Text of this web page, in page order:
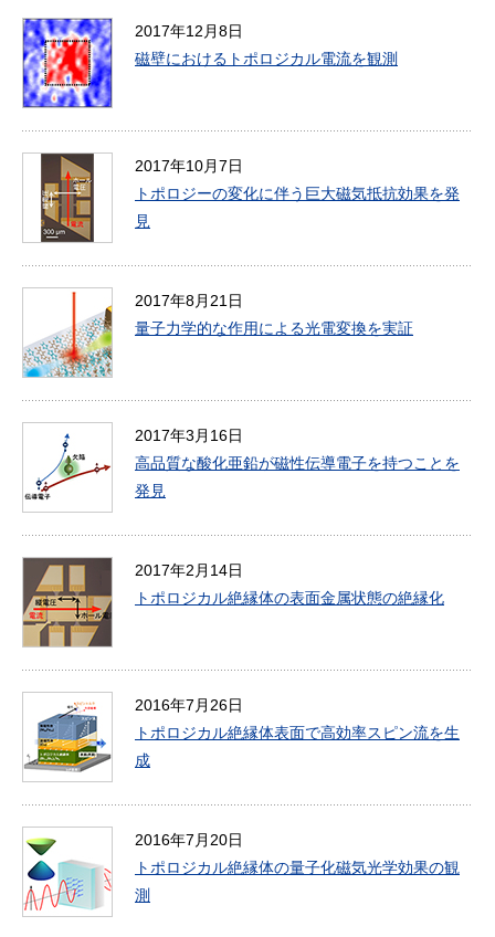
2017年12月8日
磁壁におけるトポロジカル電流を観測
2017年10月7日
トポロジーの変化に伴う巨大磁気抵抗効果を発
見
2017年8月21日
量子力学的な作用による光電変換を実証
2017年3月16日
高品質な酸化亜鉛が磁性伝導電子を持つことを
発見
2017年2月14日
トポロジカル絶縁体の表面金属状態の絶縁化
2016年7月26日
トポロジカル絶縁体表面で高効率スピン流を生
成
2016年7月20日
トポロジカル絶縁体の量子化磁気光学効果の観
測